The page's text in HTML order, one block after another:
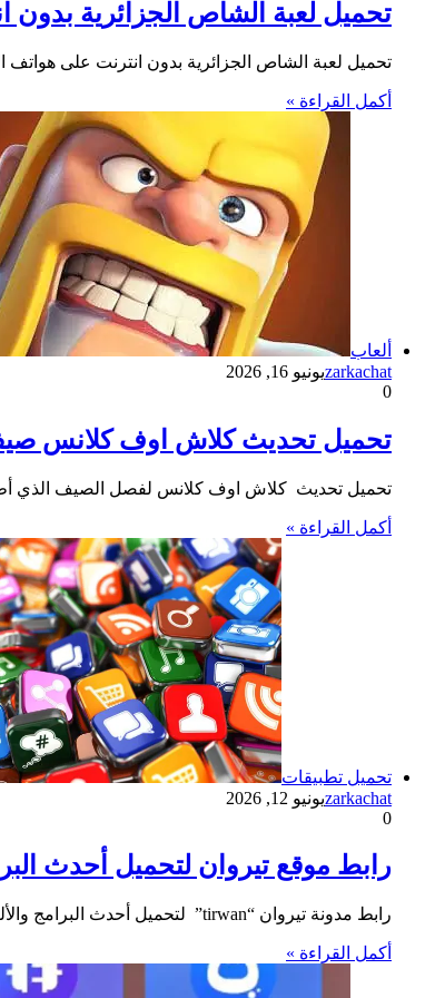
تحميل لعبة الشاص الجزائرية بدون
تحميل لعبة الشاص الجزائرية بدون انترنت على هواتف
أكمل القراءة »
ألعاب
zarkachatيونيو 16, 2026
0
تحميل تحديث كلاش اوف كلانس صيف 2026 شهر
تحميل تحديث كلاش اوف كلانس لفصل الصيف الذي أطلقته سوبر سل يوم الثلاثاء
أكمل القراءة »
تحميل تطبيقات
zarkachatيونيو 12, 2026
0
رابط موقع تيروان لتحميل أحدث البرامج
رابط مدونة تيروان “tirwan” لتحميل أحدث البرامج والألعاب المجانية على هواتف الاندرويد و الايفون و الكمبيوتر بروابط مباشرة وموثوقة، حيث…
أكمل القراءة »